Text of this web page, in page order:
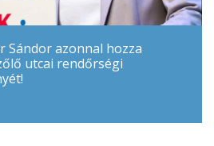
Sándor azonnal hozza
utcai rendőrségi